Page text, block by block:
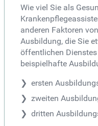
Wie viel Sie als
anderen Faktoren
Ausbildung, die Sie
öffentlichen
beispielhafte
ersten
zweiten
dritten